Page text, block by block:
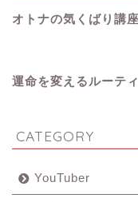
オトナの気くばり講
運命を変えるルーテ
CATEGORY
YouTuber